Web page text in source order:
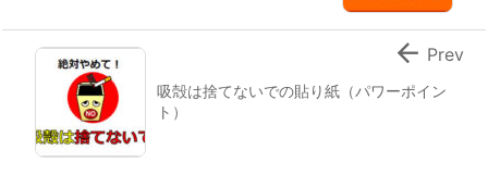
吸殻は捨てないでの貼り紙（パワーポイン
ト）
 Prev